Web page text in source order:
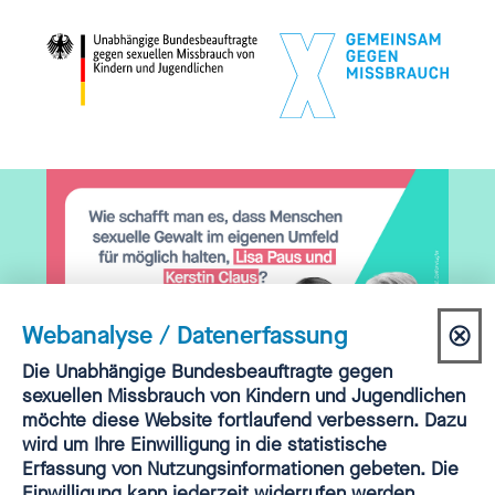
PODCAST | FOLGE 37 | KERSTIN CLAUS & LISA PAUS
„‚Sowas gibt es – aber
Webanalyse / Datenerfassung ⊗
Einwilligung
Webanalyse
Die Unabhängige Bundesbeauftragte gegen
sexuellen Missbrauch von Kindern und Jugendlichen
möchte diese Website fortlaufend verbessern. Dazu
wird um Ihre Einwilligung in die statistische
Erfassung von Nutzungsinformationen gebeten. Die